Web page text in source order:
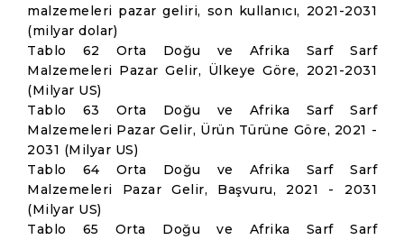
malzemeleri pazar geliri, son kullanıcı, 2021-2031
(milyar dolar)
Tablo 62 Orta Doğu ve Afrika Sarf Sarf
Malzemeleri Pazar Gelir, Ülkeye Göre, 2021-2031
(Milyar US)
Tablo 63 Orta Doğu ve Afrika Sarf Sarf
Malzemeleri Pazar Gelir, Ürün Türüne Göre, 2021 -
2031 (Milyar US)
Tablo 64 Orta Doğu ve Afrika Sarf Sarf
Malzemeleri Pazar Gelir, Başvuru, 2021 - 2031
(Milyar US)
Tablo 65 Orta Doğu ve Afrika Sarf Sarf